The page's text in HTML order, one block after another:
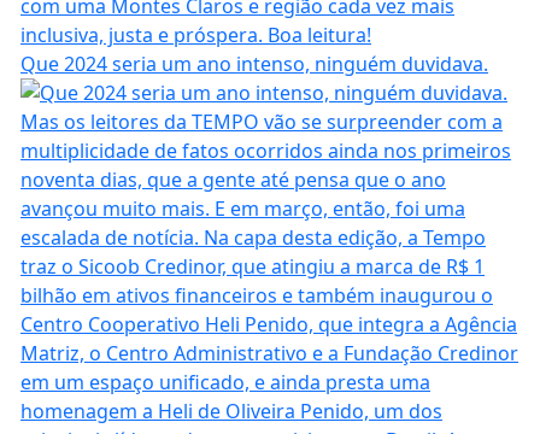
Que 2024 seria um ano intenso, ninguém duvidava.